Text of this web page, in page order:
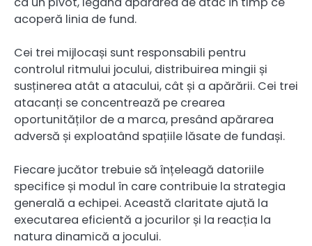
acoperă linia de fund.
Cei trei mijlocași sunt responsabili pentru
controlul ritmului jocului, distribuirea mingii și
susținerea atât a atacului, cât și a apărării. Cei trei
atacanți se concentrează pe crearea
oportunităților de a marca, presând apărarea
adversă și exploatând spațiile lăsate de fundași.
Fiecare jucător trebuie să înțeleagă datoriile
specifice și modul în care contribuie la strategia
generală a echipei. Această claritate ajută la
executarea eficientă a jocurilor și la reacția la
natura dinamică a jocului.